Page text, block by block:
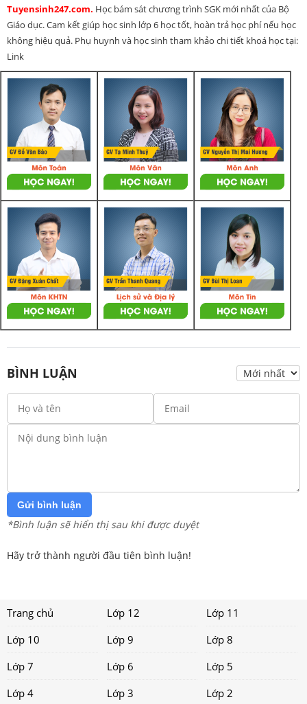
Tuyensinh247.com. Học bám sát chương trình SGK mới nhất của Bộ
Giáo dục. Cam kết giúp học sinh lớp 6 học tốt, hoàn trả học phí nếu học
không hiệu quả. Phụ huynh và học sinh tham khảo chi tiết khoá học tại:
Link
BÌNH LUẬN
Gửi bình luận
*Bình luận sẽ hiển thị sau khi được duyệt
Hãy trở thành người đầu tiên bình luận!
Trang chủ Lớp 12
Lớp 11
Lớp 10
Lớp 9
Lớp 8
Lớp 7
Lớp 6
Lớp 5
Lớp 4
Lớp 3 Lớp 2